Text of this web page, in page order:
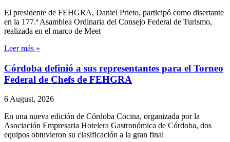
El presidente de FEHGRA, Daniel Prieto, participó como disertante
en la 177.ª Asamblea Ordinaria del Consejo Federal de Turismo,
realizada en el marco de Meet
Leer más »
Córdoba definió a sus representantes para el Torneo
Federal de Chefs de FEHGRA
6 August, 2026
En una nueva edición de Córdoba Cocina, organizada por la
Asociación Empresaria Hotelera Gastronómica de Córdoba, dos
equipos obtuvieron su clasificación a la gran final